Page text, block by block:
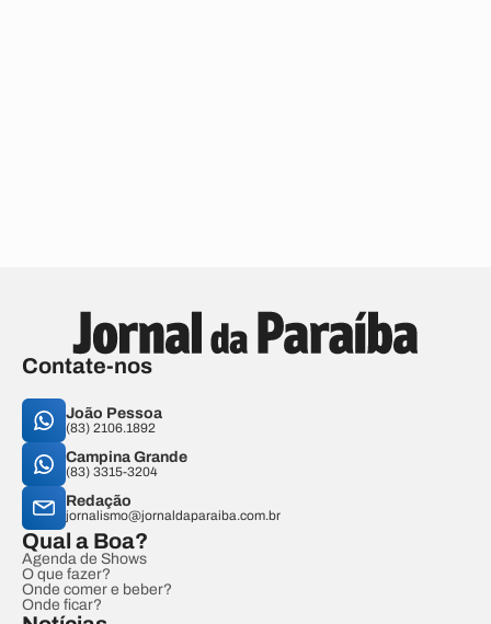
Contate-nos
João Pessoa
(83) 2106.1892
Campina Grande
(83) 3315-3204
Redação
jornalismo@jornaldaparaiba.com.br
Qual a Boa?
Agenda de Shows
O que fazer?
Onde comer e beber?
Onde ficar?